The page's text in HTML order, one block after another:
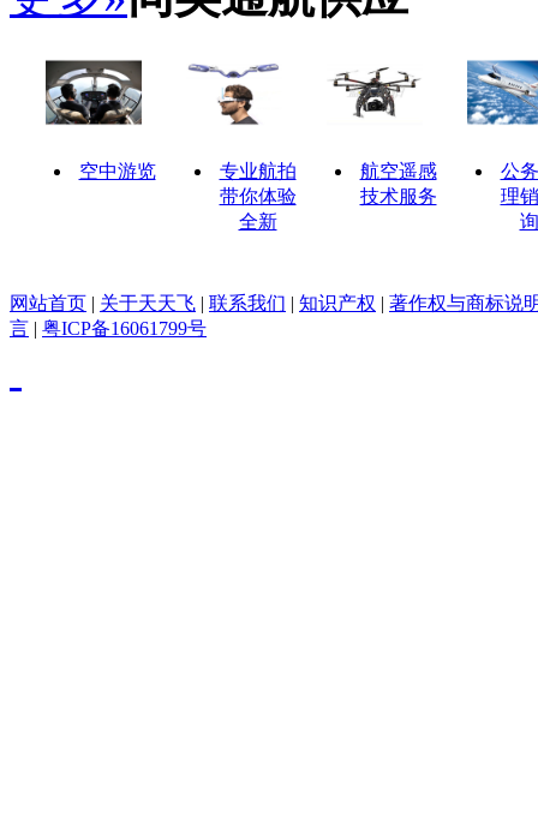
空中游览
专业航拍
带你体验
全新
航空遥感
技术服务
公
理
网站首页 | 关于天天飞 | 联系我们 | 知识产权 | 著作权与商标说
言 | 粤ICP备16061799号